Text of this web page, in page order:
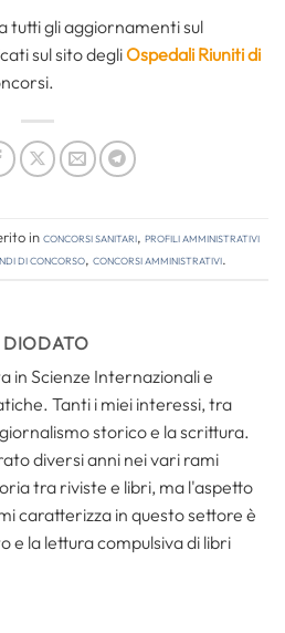
tutti gli aggiornamenti sul
sul sito degliOspedali Riuniti di
inConcorsi Sanitari, Profili amministrativi
di concorso, concorsi amministrativi.
in Scienze Internazionali e
Tanti i miei interessi, tra
storico e la scrittura.
diversi anni nei vari rami
tra riviste e libri, ma l'aspetto
caratterizza in questo settore è
e la lettura compulsiva di libri